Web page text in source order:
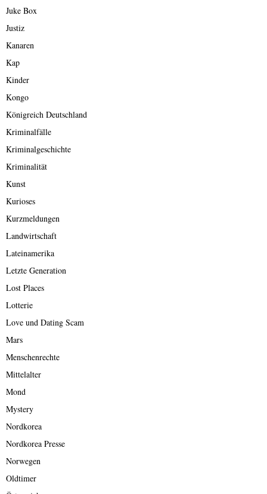
Juke Box
Justiz
Kanaren
Kap
Kinder
Kongo
Königreich Deutschland
Kriminalfälle
Kriminalgeschichte
Kriminalität
Kunst
Kurioses
Kurzmeldungen
Landwirtschaft
Lateinamerika
Letzte Generation
Lost Places
Lotterie
Love und Dating Scam
Mars
Menschenrechte
Mittelalter
Mond
Mystery
Nordkorea
Nordkorea Presse
Norwegen
Oldtimer